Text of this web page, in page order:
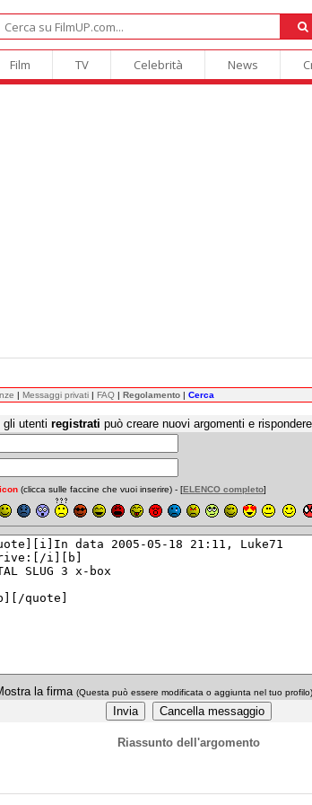
Film TV Celebrità News
| Messaggi privati | FAQ | Regolamento | Cerca
gli utenti registrati può creare nuovi argomenti e
(clicca sulle faccine che vuoi inserire) - [ELENCO completo]
la firma (Questa può essere modificata o aggiunta nel tuo profilo)
Riassunto dell'argomento